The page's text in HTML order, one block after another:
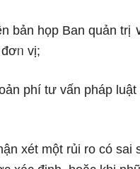
họp Ban quản trị
vị;
phí tư vấn pháp luật
xét một rủi ro có sai